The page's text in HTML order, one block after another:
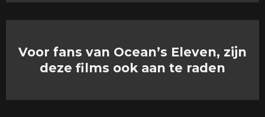
Voor fans van Ocean’s Eleven, zijn
deze films ook aan te raden